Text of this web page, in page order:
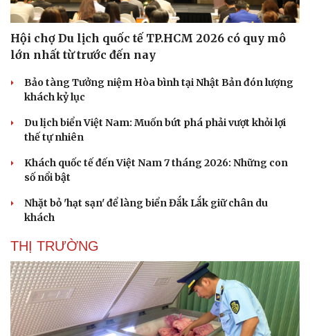
Hội chợ Du lịch quốc tế TP.HCM 2026 có quy mô
lớn nhất từ trước đến nay
Bảo tàng Tưởng niệm Hòa bình tại Nhật Bản đón lượng
khách kỷ lục
Du lịch biển Việt Nam: Muốn bứt phá phải vượt khỏi lợi
thế tự nhiên
Khách quốc tế đến Việt Nam 7 tháng 2026: Những con
số nổi bật
Nhặt bỏ 'hạt sạn' để làng biển Đắk Lắk giữ chân du
khách
THỊ TRƯỜNG